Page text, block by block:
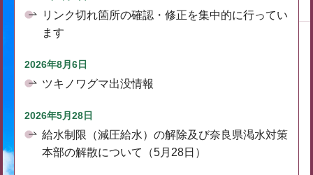
リンク切れ箇所の確認・修正を集中的に行ってい
ます
2026年8月6日
ツキノワグマ出没情報
2026年5月28日
給水制限（減圧給水）の解除及び奈良県渇水対策
本部の解散について（5月28日）